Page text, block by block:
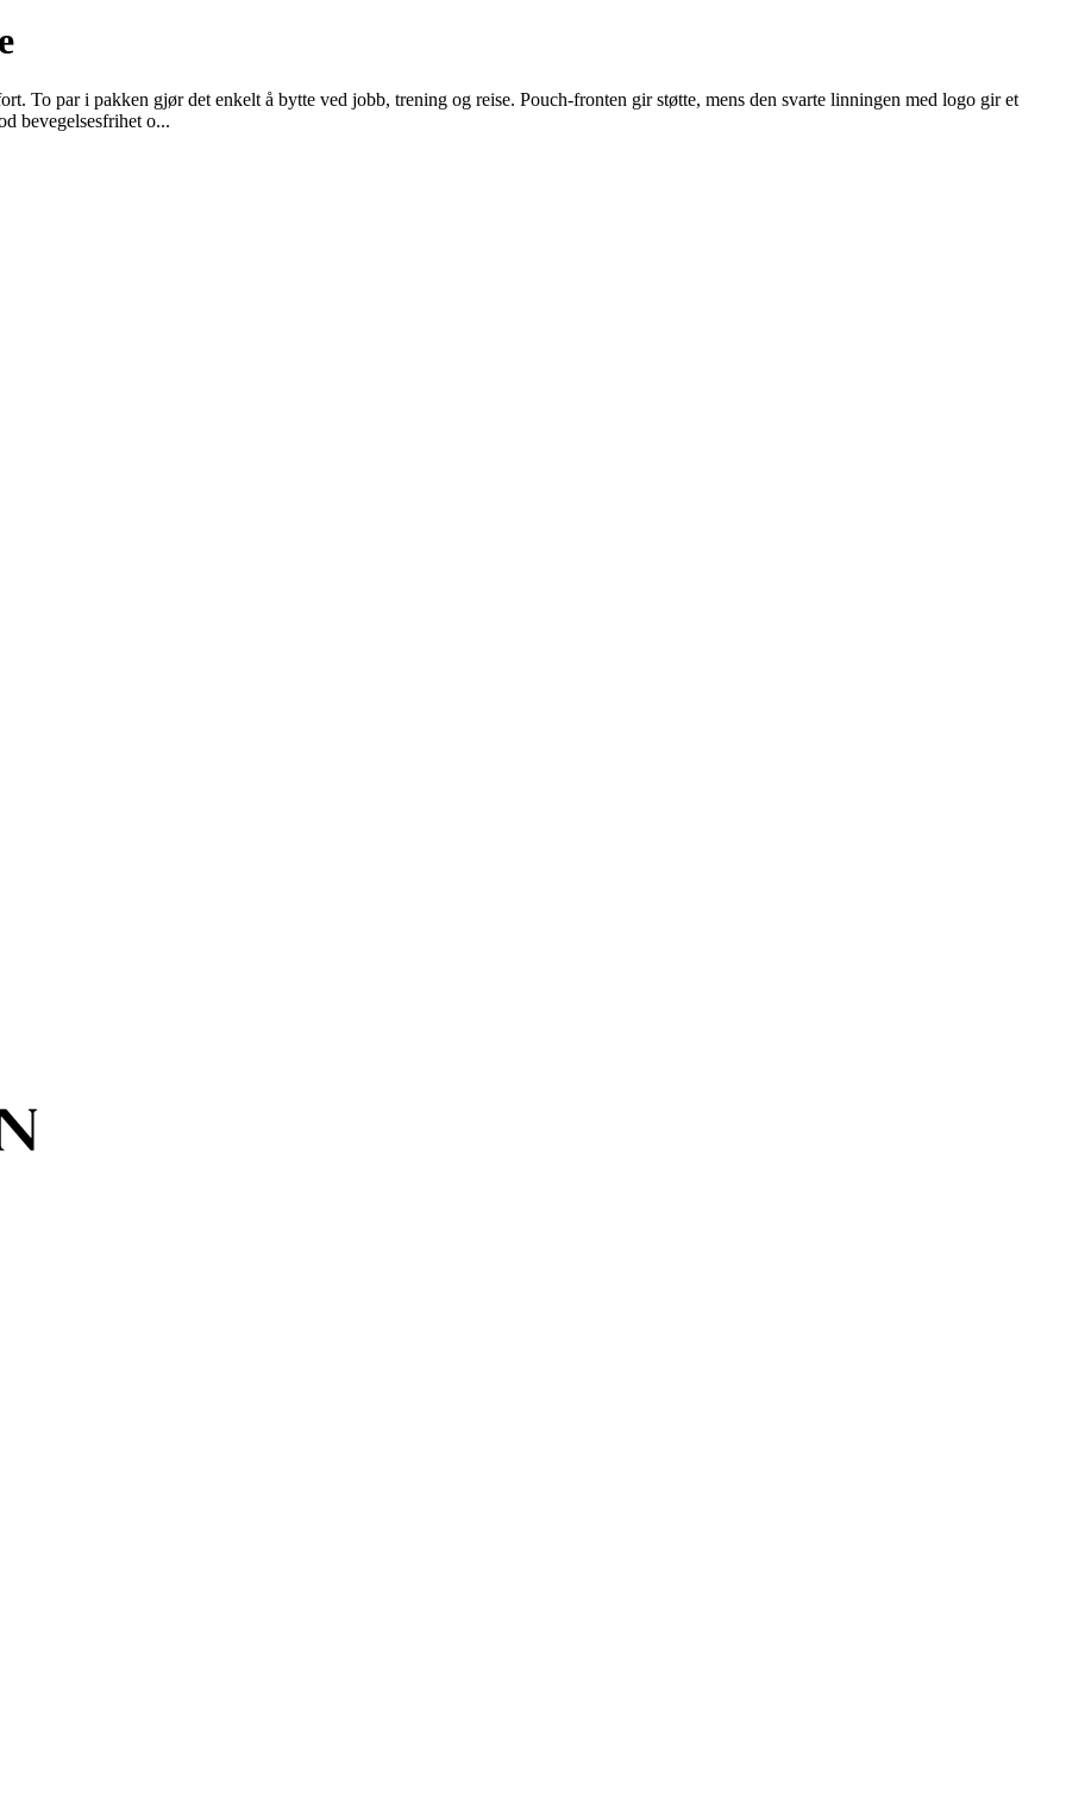
To par i pakken gjør det enkelt å bytte ved jobb, trening og reise. Pouch-fronten gir støtte, mens den svarte linningen med logo gir et
bevegelsesfrihet o...